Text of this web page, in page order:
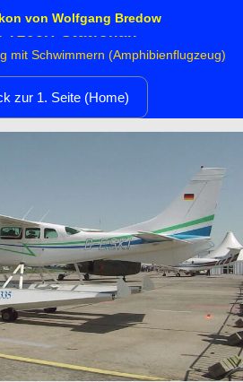
von Wolfgang Bredow
T206H Stationair
mit Schwimmern (Amphibienflugzeug)
zur 1. Seite (Home)